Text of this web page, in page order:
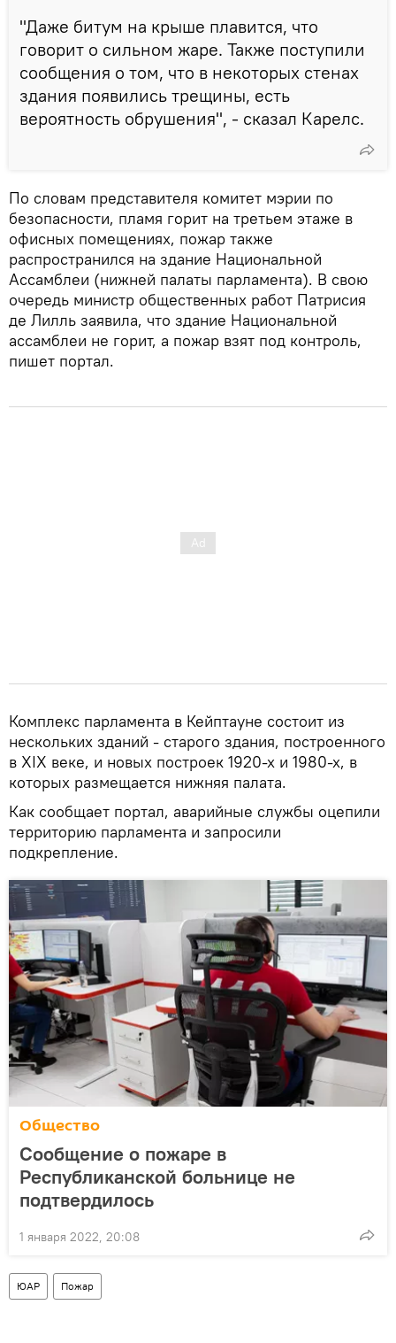
"Даже битум на крыше плавится, что
говорит о сильном жаре. Также поступили
сообщения о том, что в некоторых стенах
здания появились трещины, есть
вероятность обрушения", - сказал Карелс.
По словам представителя комитет мэрии по
безопасности, пламя горит на третьем этаже в
офисных помещениях, пожар также
распространился на здание Национальной
Ассамблеи (нижней палаты парламента). В свою
очередь министр общественных работ Патрисия
де Лилль заявила, что здание Национальной
ассамблеи не горит, а пожар взят под контроль,
пишет портал.
Комплекс парламента в Кейптауне состоит из
нескольких зданий - старого здания, построенного
в XIX веке, и новых построек 1920-х и 1980-х, в
которых размещается нижняя палата.
Как сообщает портал, аварийные службы оцепили
территорию парламента и запросили
подкрепление.
Общество
Сообщение о пожаре в
Республиканской больнице не
подтвердилось
1 января 2022, 20:08
ЮАР Пожар